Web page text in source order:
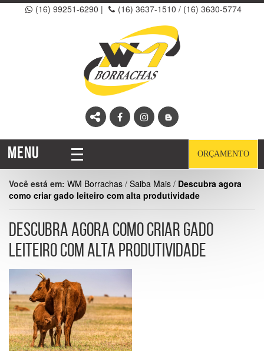
(16) 99251-6290 | (16) 3637-1510 / (16) 3630-5774
MENU ORÇAMENTO
Você está em: WM Borrachas / Saiba Mais / Descubra agora
como criar gado leiteiro com alta produtividade
DESCUBRA AGORA COMO CRIAR GADO
LEITEIRO COM ALTA PRODUTIVIDADE